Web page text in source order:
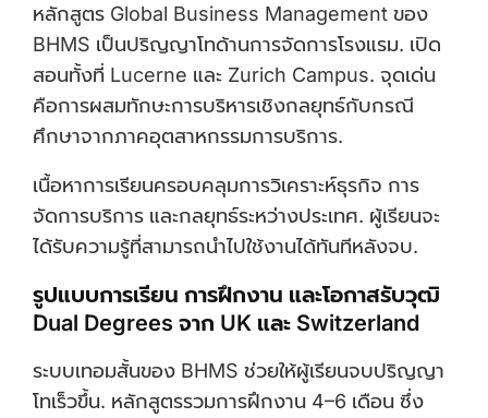
หลักสูตร Global Business Management ของ
BHMS เป็นปริญญาโทด้านการจัดการโรงแรม. เปิด
สอนทั้งที่ Lucerne และ Zurich Campus. จุดเด่น
คือการผสมทักษะการบริหารเชิงกลยุทธ์กับกรณี
ศึกษาจากภาคอุตสาหกรรมการบริการ.
เนื้อหาการเรียนครอบคลุมการวิเคราะห์ธุรกิจ การ
จัดการบริการ และกลยุทธ์ระหว่างประเทศ. ผู้เรียนจะ
ได้รับความรู้ที่สามารถนำไปใช้งานได้ทันทีหลังจบ.
รูปแบบการเรียน การฝึกงาน และโอกาสรับวุฒิ
Dual Degrees จาก UK และ Switzerland
ระบบเทอมสั้นของ BHMS ช่วยให้ผู้เรียนจบปริญญา
โทเร็วขึ้น. หลักสูตรรวมการฝึกงาน 4–6 เดือน ซึ่ง